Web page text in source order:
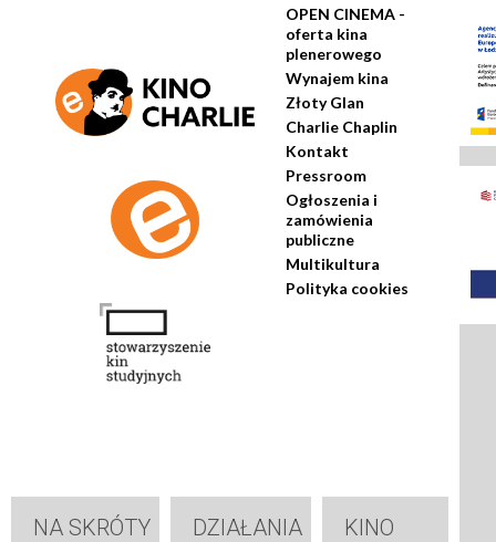
OPEN CINEMA -
oferta kina
plenerowego
Wynajem kina
Złoty Glan
Charlie Chaplin
Kontakt
Pressroom
Ogłoszenia i
zamówienia
publiczne
Multikultura
Polityka cookies
NA SKRÓTY DZIAŁANIA KINO